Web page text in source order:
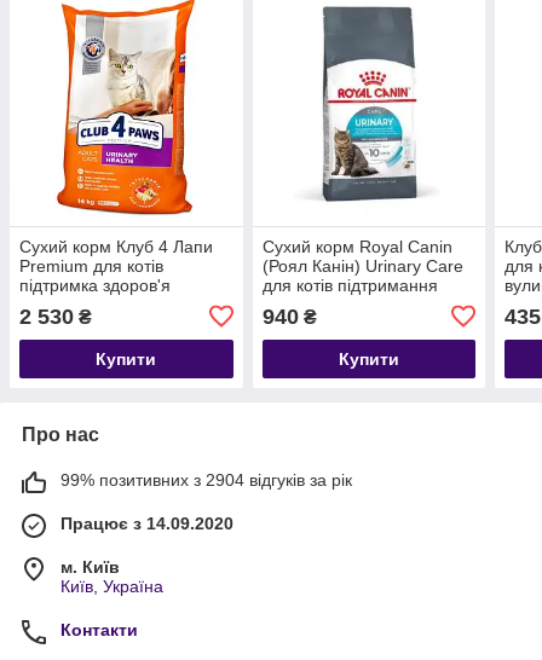
Сухий корм Клуб 4 Лапи
Premium для котів
підтримка здоров'я
сечовивідної системи, 14
кг.
2 530 ₴
Купити
Сухий корм Royal Canin
(Роял Канін) Urinary Care
для котів підтримання
шляхів 2 кг.
940₴
Купити
для
435
Про нас
99% позитивних з 2904 відгуків за рік
Працює з 14.09.2020
м. Київ
Київ, Україна
Контакти